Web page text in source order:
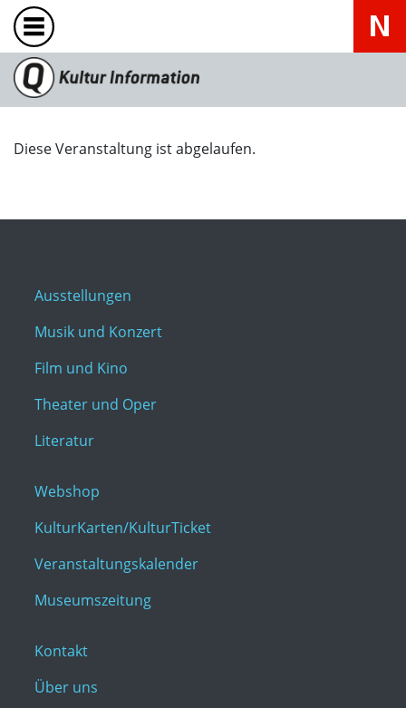
Diese Veranstaltung ist abgelaufen.
Ausstellungen
Musik und Konzert
Film und Kino
Theater und Oper
Literatur
Webshop
KulturKarten/KulturTicket
Veranstaltungskalender
Museumszeitung
Kontakt
Über uns